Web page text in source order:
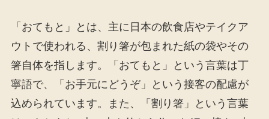
「おてもと」とは、主に日本の飲食店やテイクア
ウトで使われる、割り箸が包まれた紙の袋やその
箸自体を指します。「おてもと」という言葉は丁
寧語で、「お手元にどうぞ」という接客の配慮が
込められています。また、「割り箸」という言葉